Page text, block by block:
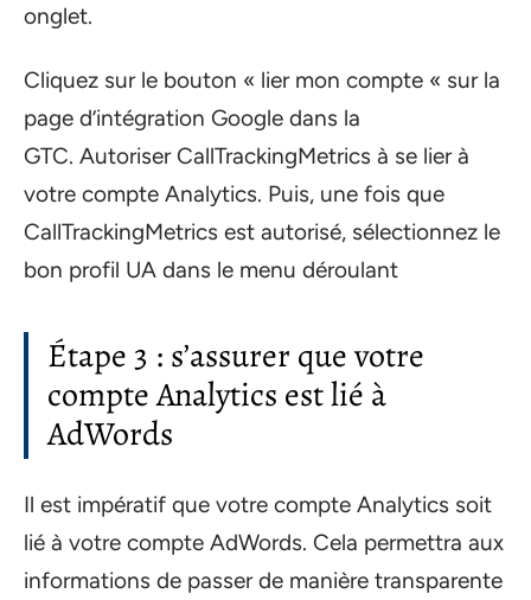
onglet.
Cliquez sur le bouton « lier mon compte « sur la
page d’intégration Google dans la
GTC. Autoriser CallTrackingMetrics à se lier à
votre compte Analytics. Puis, une fois que
CallTrackingMetrics est autorisé, sélectionnez le
bon profil UA dans le menu déroulant
Étape 3 : s’assurer que votre
compte Analytics est lié à
AdWords
Il est impératif que votre compte Analytics soit
lié à votre compte AdWords. Cela permettra aux
informations de passer de manière transparente